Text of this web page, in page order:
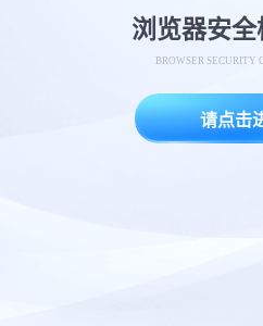
浏览器安
BROWSER SECURITY
请点击